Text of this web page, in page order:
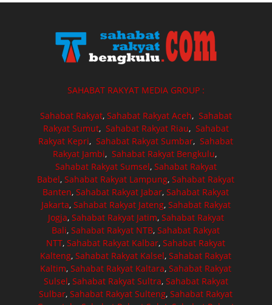
SAHABAT RAKYAT MEDIA GROUP :
Sahabat Rakyat, Sahabat Rakyat Aceh, Sahabat
Rakyat Sumut, Sahabat Rakyat Riau, Sahabat
Rakyat Kepri,Sahabat Rakyat Sumbar,Sahabat
Rakyat Jambi, Sahabat Rakyat Bengkulu,
Sahabat Rakyat Sumsel, Sahabat Rakyat
Babel,Sahabat Rakyat Lampung,Sahabat Rakyat
Banten,Sahabat Rakyat Jabar,Sahabat Rakyat
Jakarta, Sahabat Rakyat Jateng, Sahabat Rakyat
Jogja, Sahabat Rakyat Jatim, Sahabat Rakyat
Bali,Sahabat Rakyat NTB,Sahabat Rakyat
NTT,Sahabat Rakyat Kalbar,Sahabat Rakyat
Kalteng,Sahabat Rakyat Kalsel,Sahabat Rakyat
Kaltim,Sahabat Rakyat Kaltara,Sahabat Rakyat
Sulsel, Sahabat Rakyat Sultra, Sahabat Rakyat
Sulbar,Sahabat Rakyat Sulteng,Sahabat Rakyat